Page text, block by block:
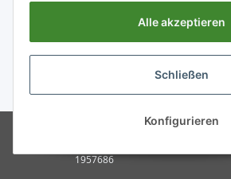
Alle akzeptieren
Schließen
Konfigurieren
www.diedrucker.de
Vertrag widerrufen
* Alle Preise inkl. gesetzlicher USt., zzgl.Versand
1957686